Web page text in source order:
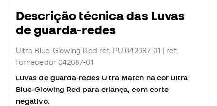
Descrição técnica das Luvas
de guarda-redes
Ultra Blue-Glowing Red ref. PU_042087-01 | ref.
fornecedor 042087-01
Luvas de guarda-redes Ultra Match na cor Ultra
Blue-Glowing Red para criança, com corte
negativo.